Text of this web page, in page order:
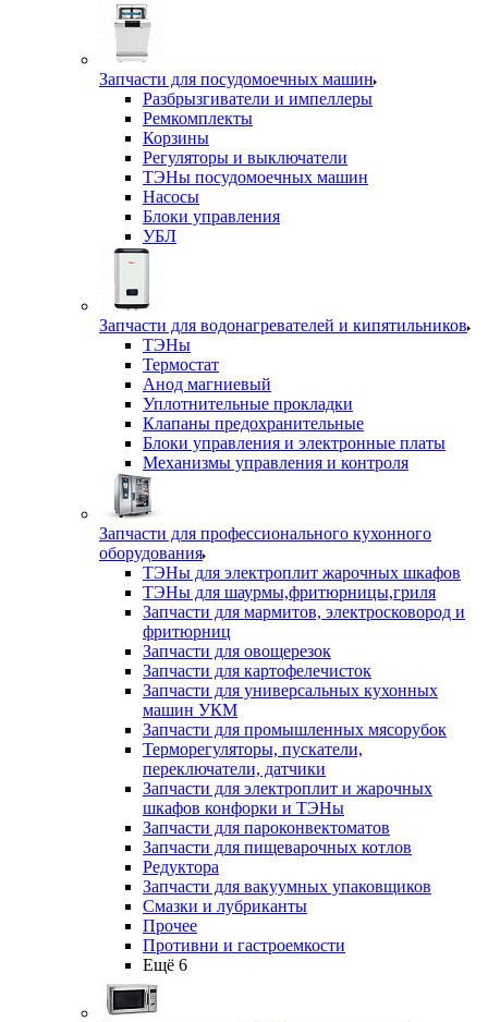
Запчасти для посудомоечных машин
Разбрызгиватели и импеллеры
Ремкомплекты
Корзины
Регуляторы и выключатели
ТЭНы посудомоечных машин
Насосы
Блоки управления
УБЛ
Запчасти для водонагревателей и кипятильников
ТЭНы
Термостат
Анод магниевый
Уплотнительные прокладки
Клапаны предохранительные
Блоки управления и электронные платы
Механизмы управления и контроля
Запчасти для профессионального кухонного
оборудования
ТЭНы для электроплит жарочных шкафов
ТЭНы для шаурмы,фритюрницы,гриля
Запчасти для мармитов, электросковород и
фритюрниц
Запчасти для овощерезок
Запчасти для картофелечисток
Запчасти для универсальных кухонных
машин УКМ
Запчасти для промышленных мясорубок
Терморегуляторы, пускатели,
переключатели, датчики
Запчасти для электроплит и жарочных
шкафов конфорки и ТЭНы
Запчасти для пароконвектоматов
Запчасти для пищеварочных котлов
Редуктора
Запчасти для вакуумных упаковщиков
Смазки и лубриканты
Прочее
Противни и гастроемкости
Ещё 6